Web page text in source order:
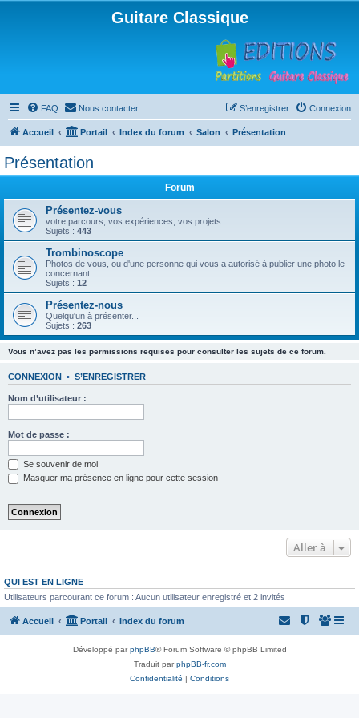
Guitare Classique
FAQ Nous contacter Connexion
S’enregistrer
Accueil Portail Index du forum Salon Présentation
Présentation
Forum
Présentez-vous
votre parcours, vos expériences, vos projets...
Sujets : 443
Trombinoscope
Photos de vous, ou d'une personne qui vous a autorisé à publier une photo le
concernant.
Sujets : 12
Présentez-nous
Quelqu'un à présenter...
Sujets : 263
Vous n’avez pas les permissions requises pour consulter les sujets de ce forum.
CONNEXION • S’ENREGISTRER
Nom d’utilisateur :
Mot de passe :
Se souvenir de moi
Masquer ma présence en ligne pour cette session
Aller à
QUI EST EN LIGNE
Utilisateurs parcourant ce forum : Aucun utilisateur enregistré et 2 invités
Accueil Portail Index du forum
Développé parphpBB® Forum Software © phpBB Limited
Traduit parphpBB-fr.com
Confidentialité | Conditions